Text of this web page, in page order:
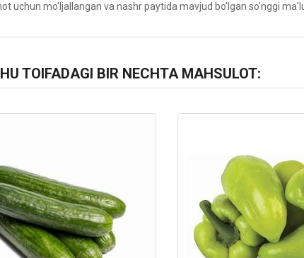
uchun mo'ljallangan va nashr paytida mavjud bo'lgan so'nggi
TOIFADAGI BIR NECHTA MAHSULOT: